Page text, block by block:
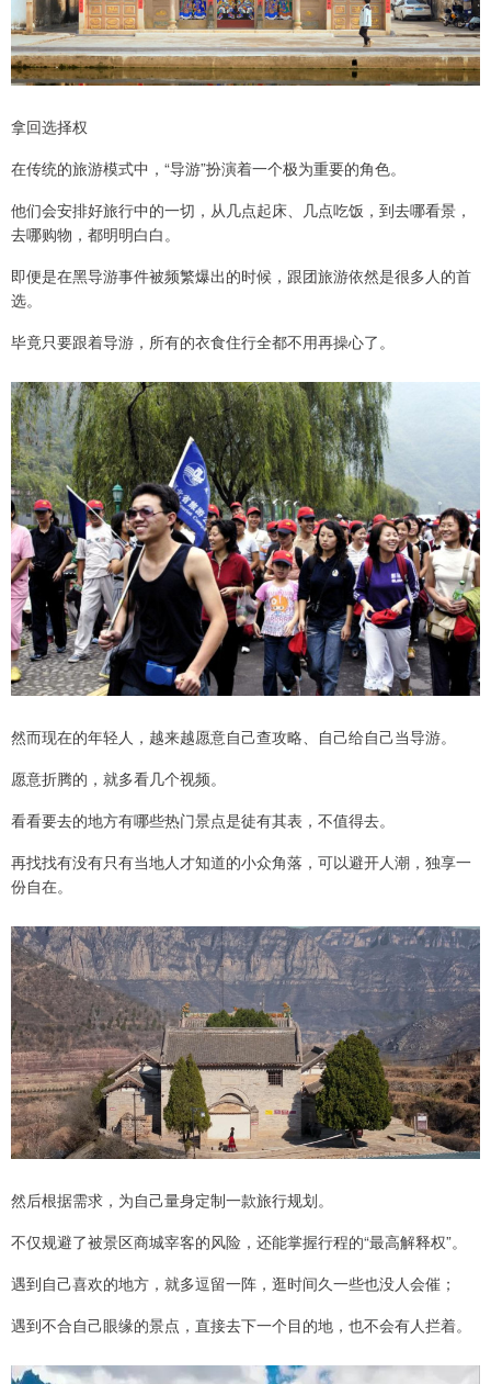
拿回选择权
在传统的旅游模式中，“导游”扮演着一个极为重要的角色。
他们会安排好旅行中的一切，从几点起床、几点吃饭，到去哪看景，
去哪购物，都明明白白。
即便是在黑导游事件被频繁爆出的时候，跟团旅游依然是很多人的首
选。
毕竟只要跟着导游，所有的衣食住行全都不用再操心了。
然而现在的年轻人，越来越愿意自己查攻略、自己给自己当导游。
愿意折腾的，就多看几个视频。
看看要去的地方有哪些热门景点是徒有其表，不值得去。
再找找有没有只有当地人才知道的小众角落，可以避开人潮，独享一
份自在。
然后根据需求，为自己量身定制一款旅行规划。
不仅规避了被景区商城宰客的风险，还能掌握行程的“最高解释权”。
遇到自己喜欢的地方，就多逗留一阵，逛时间久一些也没人会催；
遇到不合自己眼缘的景点，直接去下一个目的地，也不会有人拦着。